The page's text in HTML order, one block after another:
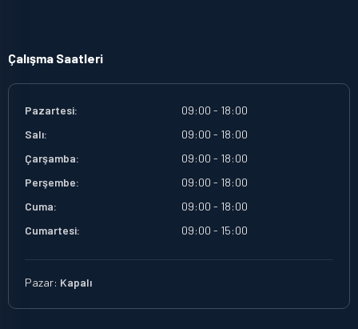
Çalışma Saatleri
Pazartesi:
09:00 - 18:00
Salı:
09:00 - 18:00
Çarşamba:
09:00 - 18:00
Perşembe:
09:00 - 18:00
Cuma:
09:00 - 18:00
Cumartesi:
09:00 - 15:00
Pazar: Kapalı